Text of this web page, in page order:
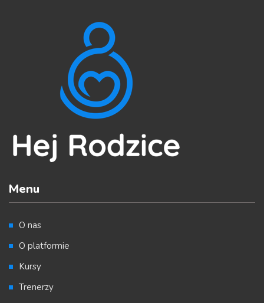
Menu
O nas
O platformie
Kursy
Trenerzy